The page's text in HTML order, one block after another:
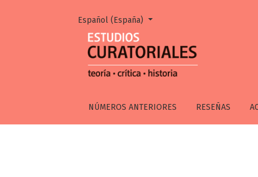
Sobre la revista
NÚMEROS ANTERIORES RESEÑAS
Cambiar el idioma. El actual es:
Español (España)